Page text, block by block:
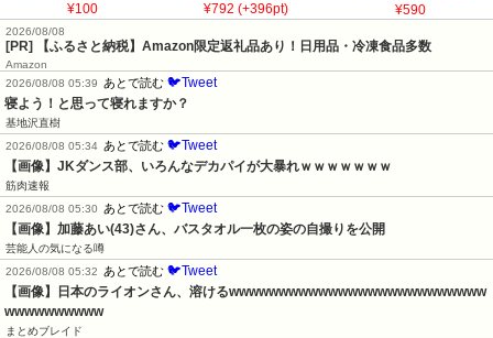
¥100 ¥792 (+396pt) ¥590
2026/08/08
[PR] 【ふるさと納税】Amazon限定返礼品あり！日用品・冷凍食品多数
Amazon
2026/08/08 05:39
あとで読む 🐦Tweet
寝よう！と思って寝れますか？
基地沢直樹
2026/08/08 05:34 あとで読む 🐦Tweet
【画像】JKダンス部、いろんなデカパイが大暴れｗｗｗｗｗｗｗ
筋肉速報
2026/08/08 05:30
あとで読む 🐦Tweet
【画像】加藤あい(43)さん、バスタオル一枚の姿の自撮りを公開
芸能人の気になる噂
2026/08/08 05:32
あとで読む 🐦Tweet
【画像】日本のライオンさん、溶けるwwwwwwwwwwwwwwwwwwwwwwwwww
wwwwwwwwww
まとめブレイド